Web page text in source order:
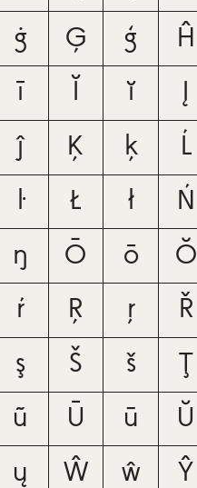
ġ Ģ ģ Ĥ
ī Ĭ ĭ Į
ĵ Ķ ķ Ĺ
ŀ Ł ł Ń
ŋ Ō ō Ŏ
ŕ Ŗ ŗ Ř
ş Š š Ţ
ũ Ū ū Ŭ
ų Ŵ ŵ Ŷ